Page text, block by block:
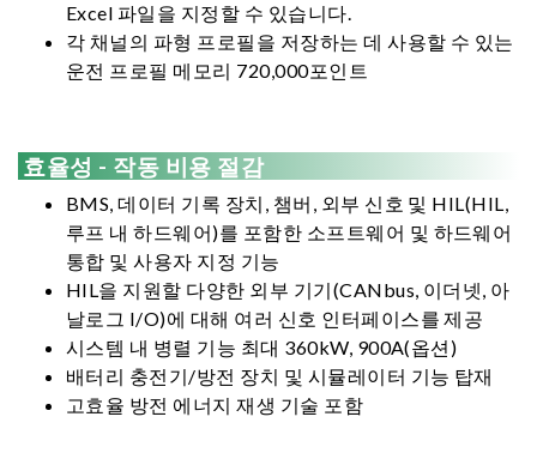
Excel 파일을 지정할 수 있습니다.
각 채널의 파형 프로필을 저장하는 데 사용할 수 있는
운전 프로필 메모리 720,000포인트
효율성 - 작동 비용 절감
BMS, 데이터 기록 장치, 챔버, 외부 신호 및 HIL(HIL,
루프 내 하드웨어)를 포함한 소프트웨어 및 하드웨어
통합 및 사용자 지정 기능
HIL을 지원할 다양한 외부 기기(CANbus, 이더넷, 아
날로그 I/O)에 대해 여러 신호 인터페이스를 제공
시스템 내 병렬 기능 최대 360kW, 900A(옵션)
배터리 충전기/방전 장치 및 시뮬레이터 기능 탑재
고효율 방전 에너지 재생 기술 포함